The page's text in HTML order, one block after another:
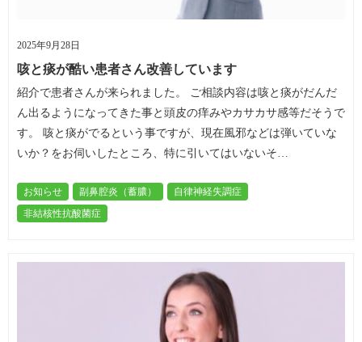
2025年9月28日
咳と痰が酷い患者さん改善しています
紹介で患者さんが来られました。 ご相談内容は咳と痰がだんだ
ん出るようになってきた事と頭皮の痒みやカサカサ感等だそうで
す。 咳と痰がでるという事ですが、現在風邪などは弾いていな
いか？をお伺いしたところ、特に引いてはいないそ…
お知らせ 副鼻腔炎（蓄膿）
自律神経失調症
非結核性抗酸菌症